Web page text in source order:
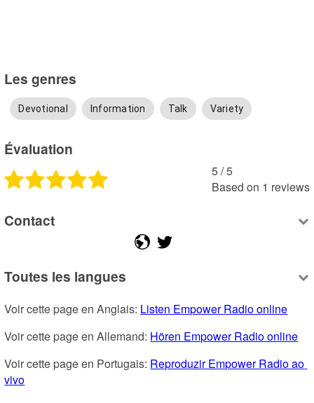
Les genres
Devotional Information Talk Variety
Évaluation
5 /5
Based on 1 reviews
Contact
Toutes les langues
Voir cette page en Anglais: Listen Empower Radio online
Voir cette page en Allemand: Hören Empower Radio online
Voir cette page en Portugais: Reproduzir Empower Radio ao
vivo